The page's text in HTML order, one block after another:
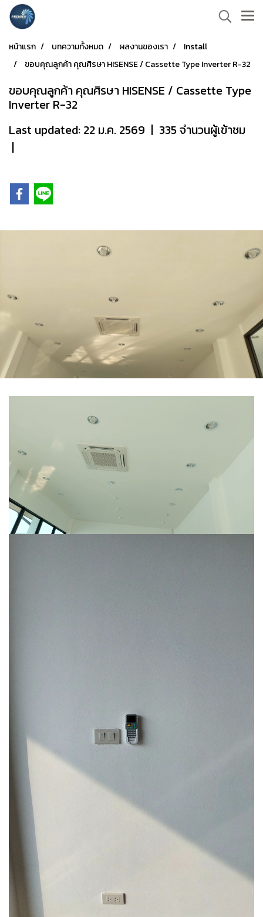
หน้าแรก บทความทั้งหมด ผลงานของเรา
Install
ขอบคุณลูกค้า คุณศิรษา HISENSE / Cassette Type Inverter R-32
ขอบคุณลูกค้า คุณศิรษา HISENSE / Cassette Type
Inverter R-32
Last updated: 22 ม.ค. 2569 | 335 จำนวนผู้เข้าชม
|